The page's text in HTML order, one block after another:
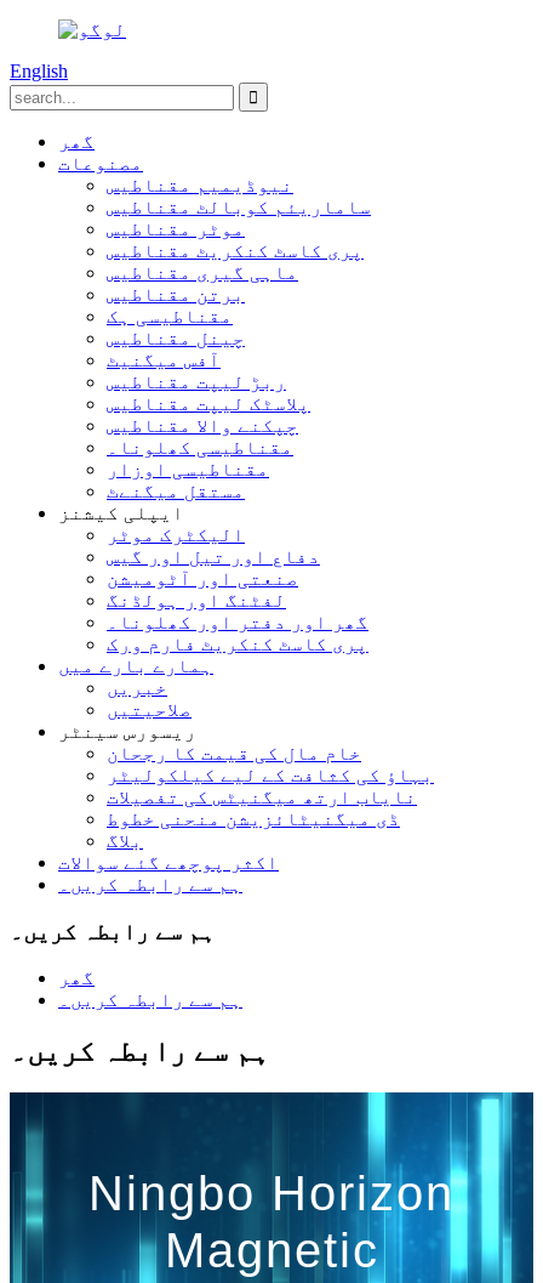
English
گھر
مصنوعات
نیوڈیمیم مقناطیس
ساماریئم کوبالٹ مقناطیس
موٹر مقناطیس
پری کاسٹ کنکریٹ مقناطیس
ماہی گیری مقناطیس
برتن مقناطیس
مقناطیسی ہک
چینل مقناطیس
آفس میگنیٹ
ربڑ لیپت مقناطیس
پلاسٹک لیپت مقناطیس
چپکنے والا مقناطیس
مقناطیسی کھلونا۔
مقناطیسی اوزار
مستقل میگنےٹ
ایپلی کیشنز
الیکٹرک موٹر
دفاع اور تیل اور گیس
صنعتی اور آٹومیشن
لفٹنگ اور ہولڈنگ
گھر اور دفتر اور کھلونا۔
پری کاسٹ کنکریٹ فارم ورک
ہمارے بارے میں
خبریں
صلاحیتیں
ریسورس سینٹر
خام مال کی قیمت کا رجحان
بہاؤ کی کثافت کے لیے کیلکولیٹر
نایاب ارتھ میگنیٹس کی تفصیلات
ڈی میگنیٹائزیشن منحنی خطوط
بلاگ
اکثر پوچھے گئے سوالات
ہم سے رابطہ کریں۔
ہم سے رابطہ کریں۔
گھر
ہم سے رابطہ کریں۔
ہم سے رابطہ کریں۔
Ningbo Horizon
Magnetic